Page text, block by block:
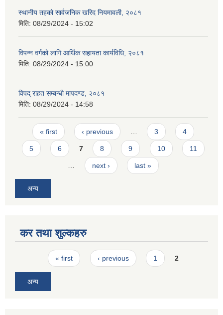
स्थानीय तहको सार्वजनिक खरिद नियमावली, २०८१
मिति: 08/29/2024 - 15:02
विपन्न वर्गको लागि आर्थिक सहायता कार्यविधि, २०८१
मिति: 08/29/2024 - 15:00
विपद् राहत सम्बन्धी मापदण्ड, २०८१
मिति: 08/29/2024 - 14:58
Pages
« first ‹ previous 3 4
5 6 7 8 9 10 11
next › last »
अन्य
कर तथा शुल्कहरु
Pages« first ‹ previous 1 2
अन्य